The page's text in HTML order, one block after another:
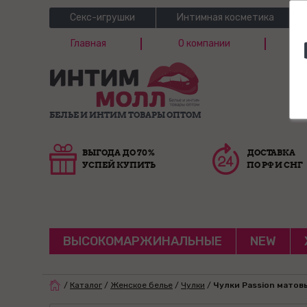
Секс-игрушки Интимная косметика
Главная О компании
БЕЛЬЕ И ИНТИМ ТОВАРЫ ОПТОМ
ВЫГОДА ДО 70%
УСПЕЙ КУПИТЬ
ДОСТАВКА
ПО РФ И СНГ
ВЫСОКОМАРЖИНАЛЬНЫЕ NEW
/ Каталог / Женское белье / Чулки / Чулки Passion